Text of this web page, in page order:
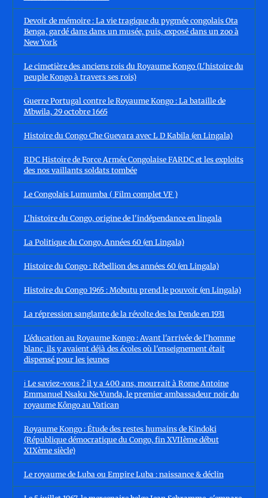
Devoir de mémoire : La vie tragique du pygmée congolais Ota
Benga, gardé dans dans un musée, puis, exposé dans un zoo à
New York
Le cimetière des anciens rois du Royaume Kongo (L'histoire du
peuple Kongo à travers ses rois)
Guerre Portugal contre le Royaume Kongo : La bataille de
Mbwila, 29 octobre 1665
Histoire du Congo Che Guevara avec L D Kabila (en Lingala)
RDC Histoire de Force Armée Congolaise FARDC et les exploits
des nos vaillants soldats tombée
Le Congolais Lumumba ( Film complet VF )
L'histoire du Congo, origine de l'indépendance en lingala
La Politique du Congo, Années 60 (en Lingala)
Histoire du Congo : Rébellion des années 60 (en Lingala)
Histoire du Congo 1965 : Mobutu prend le pouvoir (en Lingala)
La répression sanglante de la révolte des ba Pende en 1931
L'éducation au Royaume Kongo : Avant l'arrivée de l'homme
blanc, ils y avaient déjà des écoles où l'enseignement était
dispensé pour les jeunes
ℹ️ Le saviez-vous ? il y a 400 ans, mourrait à Rome Antoine
Emmanuel Nsaku Ne Vunda, le premier ambassadeur noir du
royaume Kôngo au Vatican
Royaume Kongo : Étude des restes humains de Kindoki
(République démocratique du Congo, fin XVIIème début
XIXème siècle)
Le royaume de Luba ou Empire Luba : naissance & déclin